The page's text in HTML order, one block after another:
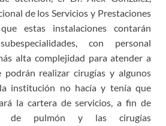
de los Servicios y Prestaciones
estas instalaciones contarán
con personal
alta complejidad para atender a
podrán realizar cirugías y algunos
institución no hacía y tenía que
la cartera de servicios, a fin de
de pulmón y las cirugías